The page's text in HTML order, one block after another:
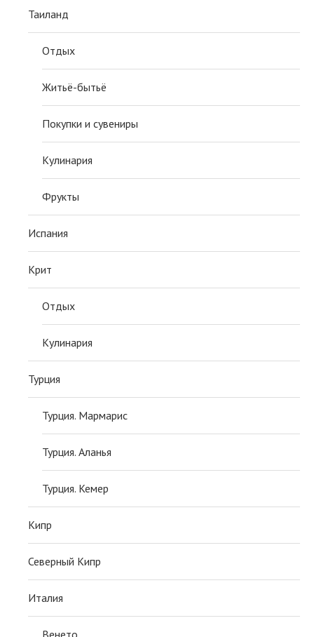
Таиланд
Отдых
Житьё-бытьё
Покупки и сувениры
Кулинария
Фрукты
Испания
Крит
Отдых
Кулинария
Турция
Турция. Мармарис
Турция. Аланья
Турция. Кемер
Кипр
Северный Кипр
Италия
Венето